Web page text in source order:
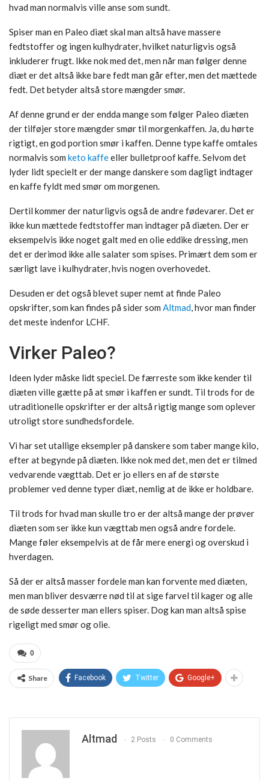
hvad man normalvis ville anse som sundt.
Spiser man en Paleo diæt skal man altså have massere
fedtstoffer og ingen kulhydrater, hvilket naturligvis også
inkluderer frugt. Ikke nok med det, men når man følger denne
diæt er det altså ikke bare fedt man går efter, men det mættede
fedt. Det betyder altså store mængder smør.
Af denne grund er der endda mange som følger Paleo diæten
der tilføjer store mængder smør til morgenkaffen. Ja, du hørte
rigtigt, en god portion smør i kaffen. Denne type kaffe omtales
normalvis som keto kaffeeller bulletproof kaffe. Selvom det
lyder lidt specielt er der mange danskere som dagligt indtager
en kaffe fyldt med smør om morgenen.
Dertil kommer der naturligvis også de andre fødevarer. Det er
ikke kun mættede fedtstoffer man indtager på diæten. Der er
eksempelvis ikke noget galt med en olie eddike dressing, men
det er derimod ikke alle salater som spises. Primært dem som er
særligt lave i kulhydrater, hvis nogen overhovedet.
Desuden er det også blevet super nemt at finde Paleo
opskrifter, som kan findes på sider som Altmad, hvor man finder
det meste indenfor LCHF.
Virker Paleo?
Ideen lyder måske lidt speciel. De færreste som ikke kender til
diæten ville gætte på at smør i kaffen er sundt. Til trods for de
utraditionelle opskrifter er der altså rigtig mange som oplever
utroligt store sundhedsfordele.
Vi har set utallige eksempler på danskere som taber mange kilo,
efter at begynde på diæten. Ikke nok med det, men det er tilmed
vedvarende vægttab. Det er jo ellers en af de største
problemer ved denne typer diæt, nemlig at de ikke er holdbare.
Til trods for hvad man skulle tro er der altså mange der prøver
diæten som ser ikke kun vægttab men også andre fordele.
Mange føler eksempelvis at de får mere energi og overskud i
hverdagen.
Så der er altså masser fordele man kan forvente med diæten,
men man bliver desværre nød til at sige farvel til kager og alle
de søde desserter man ellers spiser. Dog kan man altså spise
rigeligt med smør og olie.
0
Share Facebook Twitter Google+
Altmad 2 Posts 0 Comments